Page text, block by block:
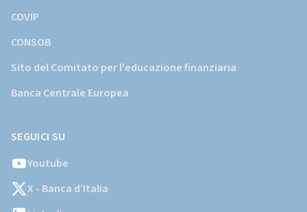
COVIP
CONSOB
Sito del Comitato per l'educazione finanziaria
Banca Centrale Europea
SEGUICI SU
Youtube
X - Banca d’Italia